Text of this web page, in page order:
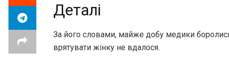
Деталі
За його словами, майже добу медики боролися
врятувати жінку не вдалося.